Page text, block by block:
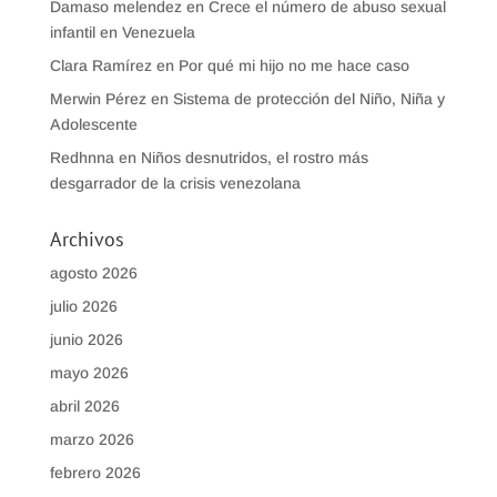
Damaso melendez en Crece el número de abuso sexual
infantil en Venezuela
Clara Ramírez en Por qué mi hijo no me hace caso
Merwin Pérez en Sistema de protección del Niño, Niña y
Adolescente
Redhnna en Niños desnutridos, el rostro más
desgarrador de la crisis venezolana
Archivos
agosto 2026
julio 2026
junio 2026
mayo 2026
abril 2026
marzo 2026
febrero 2026